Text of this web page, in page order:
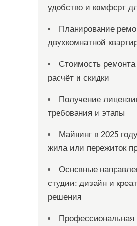
удобство и комфорт
Планирование
двухкомнатной
Стоимость
расчёт и скидки
Получение
требования и этапы
Майнинг в 2025
жила или пережиток
Основные
студии: дизайн и
решения
Профессиональная